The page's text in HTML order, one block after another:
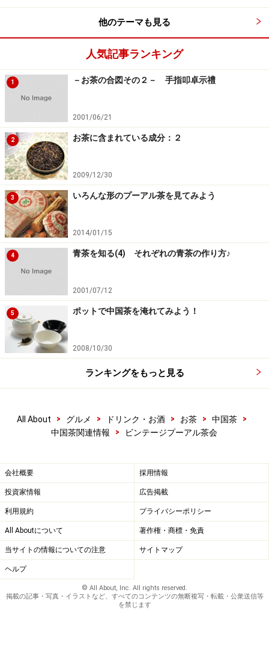
※記事内容は執筆時点のものです。最新の内容をご確認くださ
い。
※メニューや料金などのデータは、取材時または記事公開時点で
他のテーマも見る
人気記事ランキング
1 －お茶の合図その２－ 手指叩卓示禮
2001/06/21
2 お茶に含まれている成分：２
2009/12/30
3 いろんな形のプーアル茶を見てみよう
2014/01/15
4 青茶を知る(4) それぞれの青茶の作り方♪
2001/07/12
5 ポットで中国茶を淹れてみよう！
2008/10/30
ランキングをもっと見る
All About > グルメ > ドリンク・お酒 > お茶 > 中国茶
>
中国茶関連情報
> ビンテージプーアル茶会
会社概要 採用情報
投資家情報 広告掲載
利用規約 プライバシーポリシー
All Aboutについて 著作権・商標・免責
当サイトの情報についての注意 サイトマップ
ヘルプ
© All About, Inc. All rights reserved.
掲載の記事・写真・イラストなど、すべてのコンテンツの無断複写・転載・公衆送信等
を禁じます